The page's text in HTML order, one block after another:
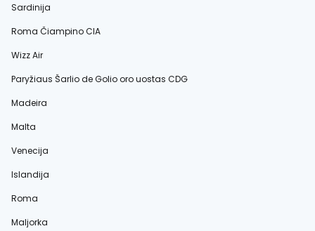
Sardinija
Roma Čiampino CIA
Wizz Air
Paryžiaus Šarlio de Golio oro uostas CDG
Madeira
Malta
Venecija
Islandija
Roma
Maljorka